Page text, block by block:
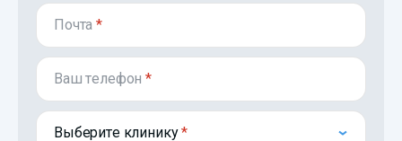
Почта*
Ваш телефон*
Выберите клинику